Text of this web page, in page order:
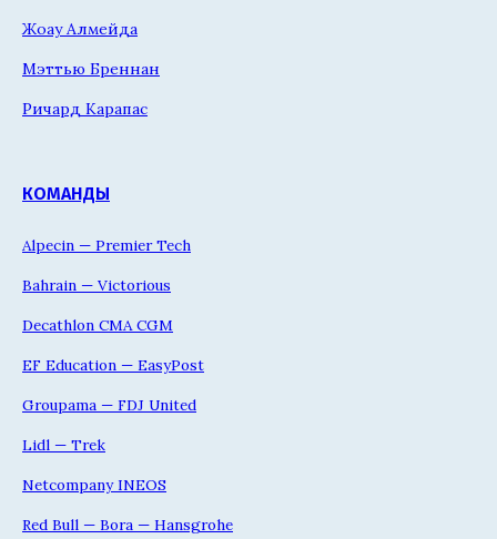
Жоау Алмейда
Мэттью Бреннан
Ричард Карапас
КОМАНДЫ
Alpecin — Premier Tech
Bahrain — Victorious
Decathlon CMA CGM
EF Education — EasyPost
Groupama — FDJ United
Lidl — Trek
Netcompany INEOS
Red Bull — Bora — Hansgrohe